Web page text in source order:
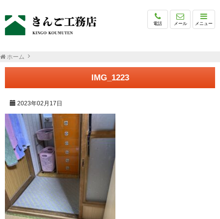
電話 メール メニュー
ホーム
IMG_1223
2023年02月17日